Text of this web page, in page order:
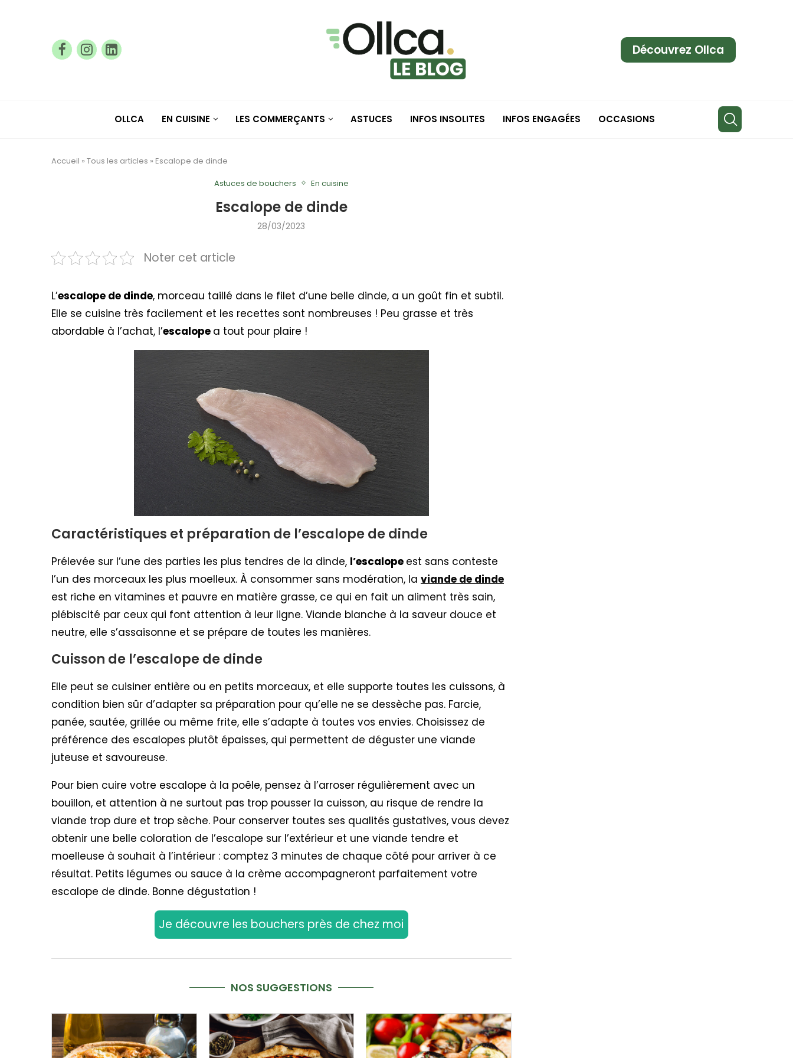
Découvrez Ollca
OLLCA EN CUISINE LES COMMERÇANTS ASTUCES INFOS INSOLITES INFOS ENGAGÉES OCCASIONS
Accueil » Tous les articles » Escalope de dinde
Astuces de bouchers
En cuisine
Escalope de dinde
28/03/2023
Noter cet article
L’escalope de dinde, morceau taillé dans le filet d’une belle dinde, a un goût fin et subtil.
Elle se cuisine très facilement et les recettes sont nombreuses ! Peu grasse et très
abordable à l’achat, l’escalope a tout pour plaire !
Caractéristiques et préparation de l’escalope de dinde
Prélevée sur l’une des parties les plus tendres de la dinde, l’escalope est sans conteste
l’un des morceaux les plus moelleux. À consommer sans modération, la viande de dinde
est riche en vitamines et pauvre en matière grasse, ce qui en fait un aliment très sain,
plébiscité par ceux qui font attention à leur ligne. Viande blanche à la saveur douce et
neutre, elle s’assaisonne et se prépare de toutes les manières.
Cuisson de l’escalope de dinde
Elle peut se cuisiner entière ou en petits morceaux, et elle supporte toutes les cuissons, à
condition bien sûr d’adapter sa préparation pour qu’elle ne se dessèche pas. Farcie,
panée, sautée, grillée ou même frite, elle s’adapte à toutes vos envies. Choisissez de
préférence des escalopes plutôt épaisses, qui permettent de déguster une viande
juteuse et savoureuse.
Pour bien cuire votre escalope à la poêle, pensez à l’arroser régulièrement avec un
bouillon, et attention à ne surtout pas trop pousser la cuisson, au risque de rendre la
viande trop dure et trop sèche. Pour conserver toutes ses qualités gustatives, vous devez
obtenir une belle coloration de l’escalope sur l’extérieur et une viande tendre et
moelleuse à souhait à l’intérieur : comptez 3 minutes de chaque côté pour arriver à ce
résultat. Petits légumes ou sauce à la crème accompagneront parfaitement votre
escalope de dinde. Bonne dégustation !
Je découvre les bouchers près de chez moi
NOS SUGGESTIONS